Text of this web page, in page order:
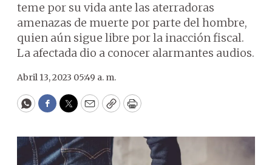
teme por su vida ante las aterradoras
amenazas de muerte por parte del hombre,
quien aún sigue libre por la inacción fiscal.
La afectada dio a conocer alarmantes audios.
Abril 13, 2023 05:49 a. m.
WhatsApp
Facebook
Twitter
EmailCopyPrint